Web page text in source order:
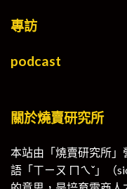
專訪
podcast
關於燒賣研究所
本站由「燒賣研究所
語「ㄒㄧㄡ ㄇㄟˇ」（